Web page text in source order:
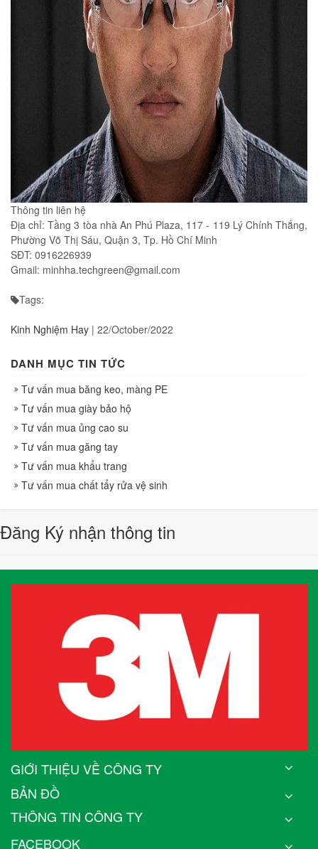
Thông tin liên hệ
Địa chỉ: Tầng 3 tòa nhà An Phú Plaza, 117 - 119 Lý Chính Thắng,
Phường Võ Thị Sáu, Quận 3, Tp. Hồ Chí Minh
SĐT: 0916226939
Gmail: minhha.techgreen@gmail.com
Tags:
Kinh Nghiệm Hay | 22/October/2022
DANH MỤC TIN TỨC
Tư vấn mua băng keo, màng PE
Tư vấn mua giày bảo hộ
Tư vấn mua ủng cao su
Tư vấn mua găng tay
Tư vấn mua khẩu trang
Tư vấn mua chất tẩy rửa vệ sinh
Đăng Ký nhận thông tin
GIỚI THIỆU VỀ CÔNG TY
BẢN ĐỒ
THÔNG TIN CÔNG TY
FACEBOOK